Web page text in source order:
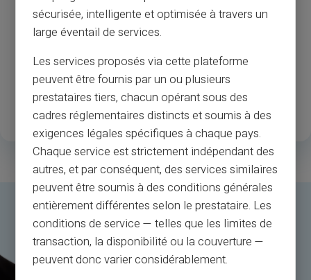
13
Års erfarenhet
37M
1.3M
Nöjda registrerade kunder
35
Tillgängliga länder
sécurisée, intelligente et optimisée à travers un
large éventail de services.
Les services proposés via cette plateforme
peuvent être fournis par un ou plusieurs
prestataires tiers, chacun opérant sous des
cadres réglementaires distincts et soumis à des
exigences légales spécifiques à chaque pays.
Chaque service est strictement indépendant des
autres, et par conséquent, des services similaires
peuvent être soumis à des conditions générales
entièrement différentes selon le prestataire. Les
conditions de service — telles que les limites de
transaction, la disponibilité ou la couverture —
peuvent donc varier considérablement.